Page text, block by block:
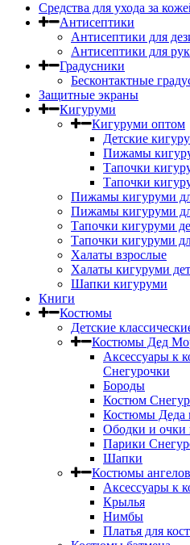
Средства для ухода за
Антисептики
Антисептики для
Антисептики для рук
Градусники
Бесконтактные
Защитные экраны
Кигуруми
Кигуруми оптом
Детские
Пижамы
Тапочки
Тапочки
Пижамы кигуруми
Пижамы кигуруми
Тапочки кигуруми
Тапочки кигуруми
Халаты взрослые
Халаты кигуруми
Шапки кигуруми
Книги
Костюмы
Детские
Костюмы Дед
Аксессуары к
Снегурочки
Бороды
Костюм
Костюмы Деда
Ободки и очки
Парики
Шапки
Костюмы ангелов
Аксессуары к
Крылья
Нимбы
Платья для